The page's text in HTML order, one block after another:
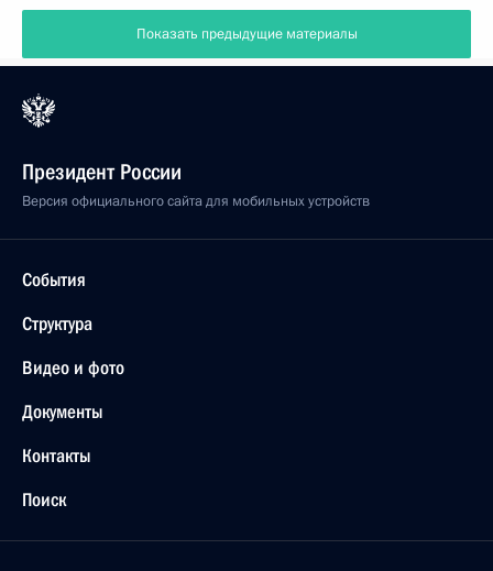
Показать предыдущие материалы
Президент России
Версия официального сайта для мобильных устройств
События
Структура
Видео и фото
Документы
Контакты
Поиск